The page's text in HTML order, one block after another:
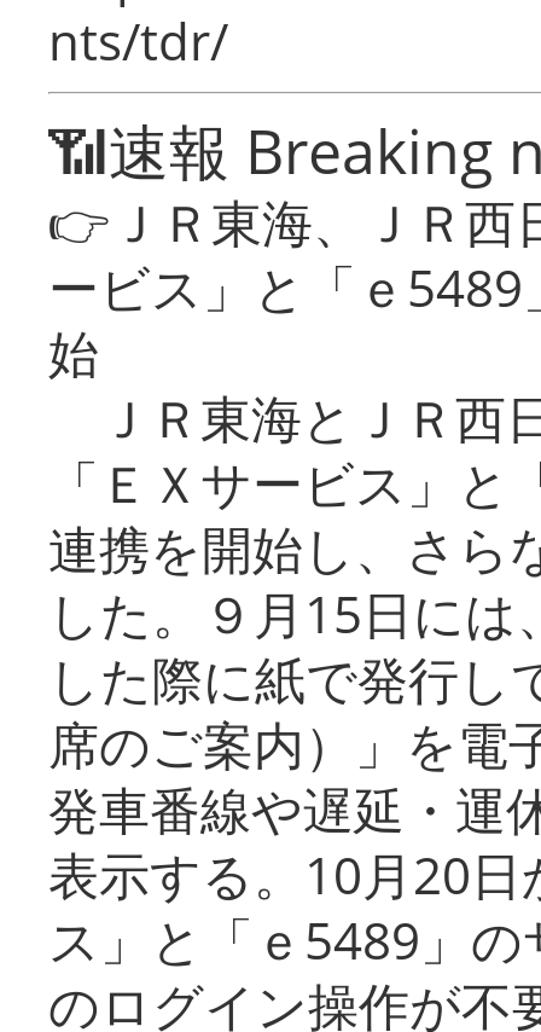
nts/tdr/
📶速報 Breaking
👉ＪＲ東海、ＪＲ
ービス」と「ｅ
始
ＪＲ東海とＪＲ西
「ＥＸサービス」
連携を開始し、さら
した。９月15日に
した際に紙で発行し
席のご案内）」を電
発車番線や遅延・運
表示する。10月20
ス」と「ｅ5489」
のログイン操作が不